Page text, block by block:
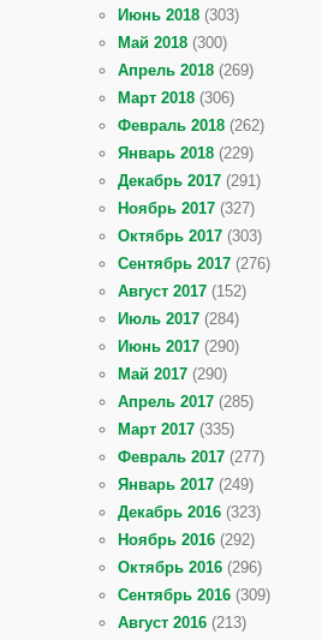
Июнь 2018 (303)
Май 2018 (300)
Апрель 2018 (269)
Март 2018 (306)
Февраль 2018 (262)
Январь 2018 (229)
Декабрь 2017 (291)
Ноябрь 2017 (327)
Октябрь 2017 (303)
Сентябрь 2017 (276)
Август 2017 (152)
Июль 2017 (284)
Июнь 2017 (290)
Май 2017 (290)
Апрель 2017 (285)
Март 2017 (335)
Февраль 2017 (277)
Январь 2017 (249)
Декабрь 2016 (323)
Ноябрь 2016 (292)
Октябрь 2016 (296)
Сентябрь 2016 (309)
Август 2016 (213)